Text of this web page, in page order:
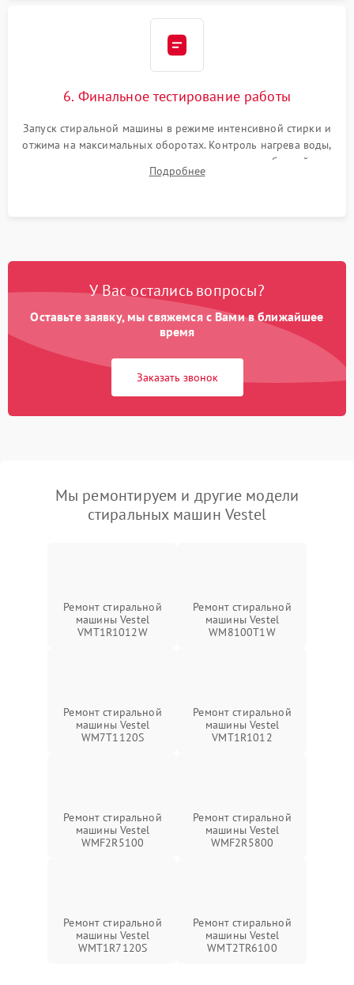
6. Финальное тестирование работы
Запуск стиральной машины в режиме интенсивной стирки и
отжима на максимальных оборотах. Контроль нагрева воды,
корректности слива, отсутствия излишних вибраций,
посторонних стуков и протечек под корпусом.
Подробнее
У Вас остались вопросы?
Оставьте заявку, мы свяжемся с Вами в ближайшее
время
Заказать звонок
Мы ремонтируем и другие модели
стиральных машин Vestel
Ремонт стиральной
машины Vestel
VMT1R1012W
Ремонт стиральной
машины Vestel
WM8100T1W
Ремонт стиральной
машины Vestel
WM7T1120S
Ремонт стиральной
машины Vestel
VMT1R1012
Ремонт стиральной
машины Vestel
WMF2R5100
Ремонт стиральной
машины Vestel
WMF2R5800
Ремонт стиральной
машины Vestel
WMT1R7120S
Ремонт стиральной
машины Vestel
WMT2TR6100